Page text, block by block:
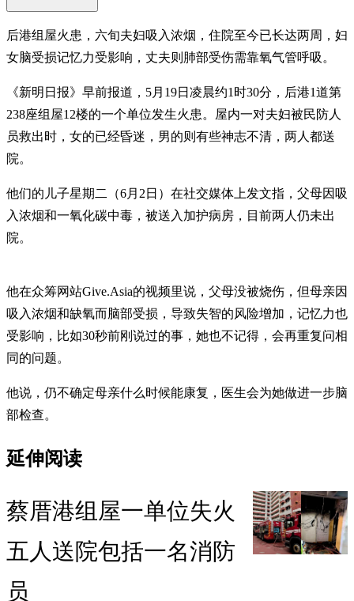
后港组屋火患，六旬夫妇吸入浓烟，住院至今已长达两周，妇
女脑受损记忆力受影响，丈夫则肺部受伤需靠氧气管呼吸。
《新明日报》早前报道，5月19日凌晨约1时30分，后港1道第
238座组屋12楼的一个单位发生火患。屋内一对夫妇被民防人
员救出时，女的已经昏迷，男的则有些神志不清，两人都送
院。
他们的儿子星期二（6月2日）在社交媒体上发文指，父母因吸
入浓烟和一氧化碳中毒，被送入加护病房，目前两人仍未出
院。
他在众筹网站Give.Asia的视频里说，父母没被烧伤，但母亲因
吸入浓烟和缺氧而脑部受损，导致失智的风险增加，记忆力也
受影响，比如30秒前刚说过的事，她也不记得，会再重复问相
同的问题。
他说，仍不确定母亲什么时候能康复，医生会为她做进一步脑
部检查。
延伸阅读
蔡厝港组屋一单位失火
五人送院包括一名消防
员